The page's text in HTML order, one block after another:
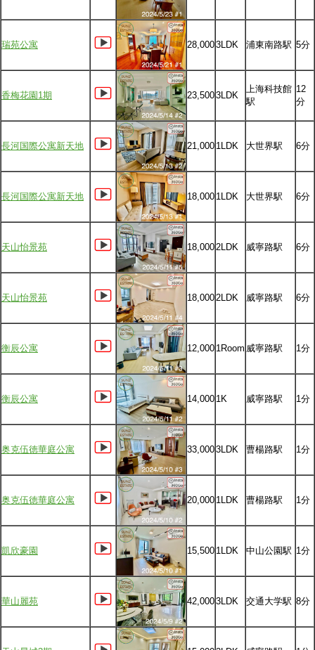
瑞苑公寓 28,0003LDK 浦東南路駅 5分
香梅花園1期 23,5003LDK
上海科技館
駅
12
分
長河国際公寓新天地 21,000 1LDK 大世界駅 6分
長河国際公寓新天地 18,000 1LDK 大世界駅 6分
天山怡景苑 18,0002LDK 威寧路駅 6分
天山怡景苑 18,0002LDK 威寧路駅 6分
衡辰公寓 12,000 1Room 威寧路駅 1分
衡辰公寓 14,000 1K 威寧路駅 1分
奥克伍徳華庭公寓 33,0003LDK 曹楊路駅 1分
奥克伍徳華庭公寓 20,000 1LDK 曹楊路駅 1分
凱欣豪園 15,500 1LDK 中山公園駅 1分
華山麗苑 42,0003LDK 交通大学駅 8分